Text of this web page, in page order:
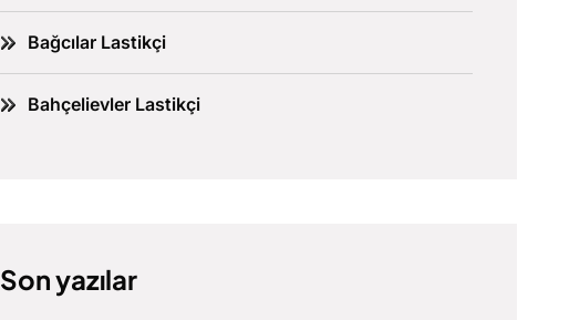
Bağcılar Lastikçi
Bahçelievler Lastikçi
Son yazılar